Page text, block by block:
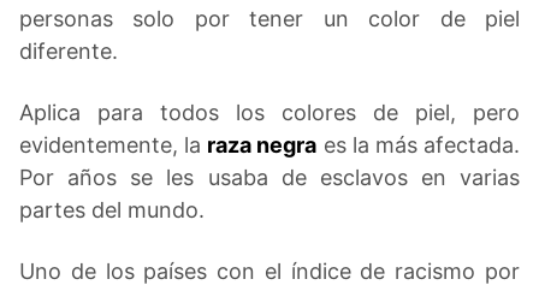
personas solo por tener un color de piel
diferente.
Aplica para todos los colores de piel, pero
evidentemente, la raza negra es la más afectada.
Por años se les usaba de esclavos en varias
partes del mundo.
Uno de los países con el índice de racismo por